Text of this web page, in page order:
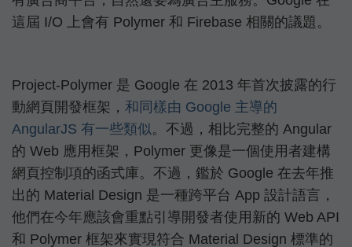
這屆 I/O 上會有 Polymer 和 Firebase 相關的議題。
Project-Polymer 是 Google 在 2013 年首次披露的行
動網頁開發框架， 和同樣由 Google 主導的
AngularJS 有一些類似。不過，相比完整的 Angular
的 Web 應用框架，Polymer 更像是一個使用者建構
網頁控制項的函式庫。不過，鑑於 Google 在去年推
出的 Material Design 是一種跨平台 App 設計語言，
他們在今年應該會重點引導開發者使用新的 Web API
和 Polymer 框架來實現符合 Material Design 標準的